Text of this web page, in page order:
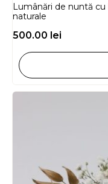
Lumânări de nuntă cu
naturale
500.00 lei